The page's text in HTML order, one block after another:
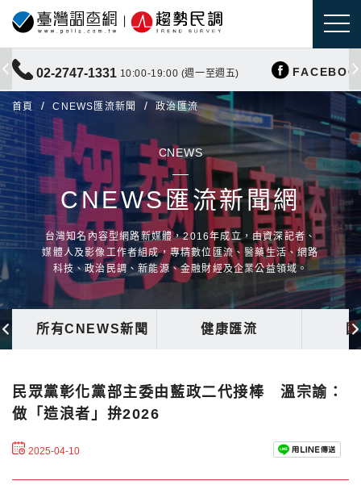
02-2747-1331 10:00-19:00 (週一至週五)
首頁 CNEWS匯流新聞 政治匯流
CNEWS
CNEWS匯流新聞網
台灣知名內容型網路新媒體，2016年成立，由資深記者、
媒體人及影像工作者組成，專精數位匯流、醫藥生活、網路
科技、政治民調、新能源、金融財經及企業公益領域。
所有CNEWS新聞 健康匯流
民眾黨彰化黨部主委由藍政二代接棒 溫宗諭：
做「造浪者」拚2026
2025-04-10